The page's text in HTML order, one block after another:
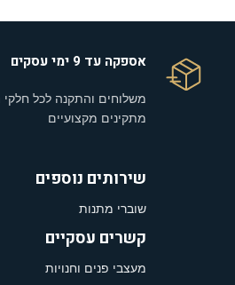
אספקה עד 9 ימי עסקים
משלוחים והתקנה לכל
מתקינים מקצועיים
שירותים נוספים
שוברי מתנות
קשרים עסקיים
מעצבי פנים וחנויות